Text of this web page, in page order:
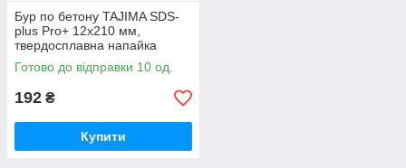
Бур по бетону TAJIMA SDS-
plus Pro+ 12x210 мм,
твердосплавна напайка
YG8C
Готово до відправки 10 од.
192 ₴
Купити